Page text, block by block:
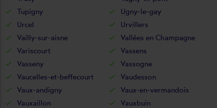
Tupigny
Ugny-le-gay
Urcel
Urvillers
Vailly-sur-aisne
Vallées en Champagne
Variscourt
Vassens
Vasseny
Vassogne
Vaucelles-et-beffecourt
Vaudesson
Vaux-andigny
Vaux-en-vermandois
Vauxaillon
Vauxbuin